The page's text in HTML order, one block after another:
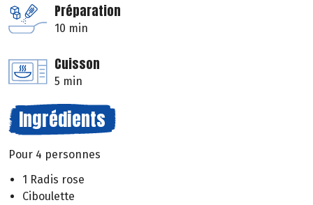
Préparation
10 min
Cuisson
5 min
Ingrédients
Pour 4 personnes
1 Radis rose
Ciboulette